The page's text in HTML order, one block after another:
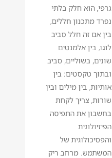
גרפי, הוא חלק בלתי
נפרד מתכנון חללים,
בין אם זה חלל סביב
לוגו, בין אלמנטים
שונים, בשוליים, סביב
ובתוך טקסטים: בין
אותיות, בין מילים ובין
שורות, צריך לקחת
בחשבון את התפיסה
הפיזיולוגית
והפסיכולוגית של
המשתמש. מרחב ריק